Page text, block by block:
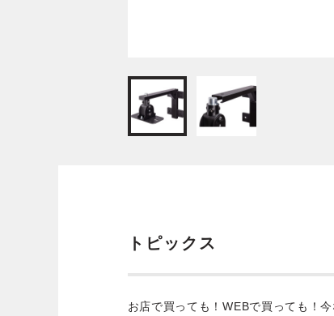
トピックス
お店で買っても！WEBで買っても！